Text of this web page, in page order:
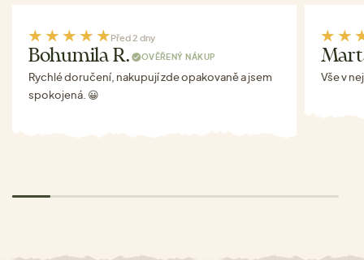
Před 2 dny
Bohumila R. OVĚŘENÝ NÁKUP
Rychlé doručení, nakupují zde opakovaně a jsem
spokojená. 😀
Vše v